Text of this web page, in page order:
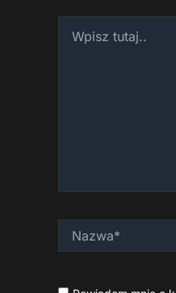
tutaj..